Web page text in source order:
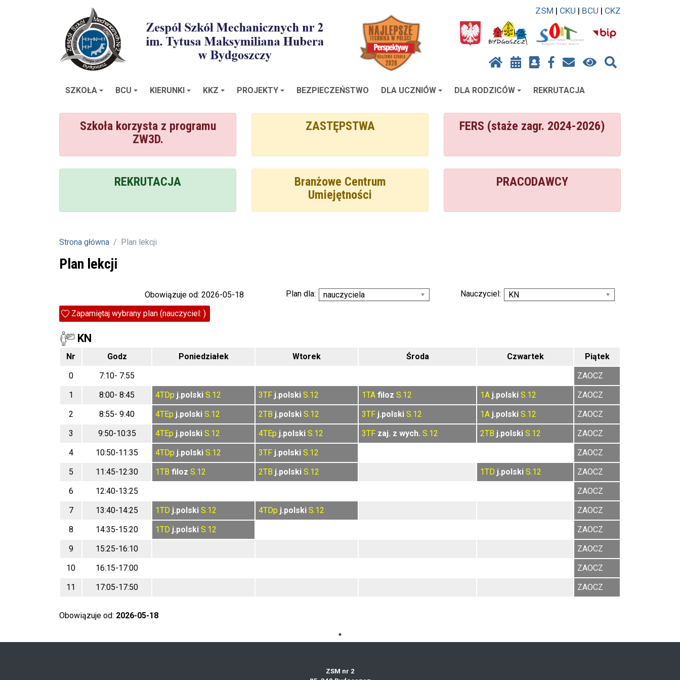
ZSM | CKU | BCU | CKZ
SZKOŁA BCU KIERUNKI KKZ PROJEKTY BEZPIECZEŃSTWO DLA UCZNIÓW DLA RODZICÓW REKRUTACJA
Szkoła korzysta z programu
ZW3D.
ZASTĘPSTWA FERS (staże zagr. 2024-2026)
REKRUTACJA
Branżowe Centrum
Umiejętności
PRACODAWCY
Strona główna Plan lekcji
Plan lekcji
Obowiązuje od: 2026-05-18 Plan dla: nauczyciela Nauczyciel:
KN
Zapamiętaj wybrany plan (nauczyciel: )
KN
Nr Godz Poniedziałek Wtorek Środa Czwartek
Piątek
0
7:10- 7:55
ZAOCZ
1
8:00- 8:45 4TDp j.polski S.12 3TF j.polski S.12 1TA filoz S.12 1A j.polski S.12
ZAOCZ
2
8:55- 9:40 4TEp j.polski S.12 2TB j.polski S.12 3TF j.polski S.12 1A j.polski S.12
ZAOCZ
3
9:50-10:35 4TEp j.polski S.12 4TEp j.polski S.12 3TF zaj. z wych. S.12 2TB j.polski S.12
ZAOCZ
4
10:50-11:35 4TDp j.polski S.12 3TF j.polski S.12
ZAOCZ
5
11:45-12:30 1TB filoz S.12 2TB j.polski S.12 1TD j.polski S.12
ZAOCZ
6
12:40-13:25
ZAOCZ
7
13:40-14:25 1TD j.polski S.12 4TDp j.polski S.12
ZAOCZ
8
14:35-15:20 1TD j.polski S.12
ZAOCZ
9
15:25-16:10
ZAOCZ
10
16:15-17:00
ZAOCZ
11
17:05-17:50 ZAOCZ
Obowiązuje od: 2026-05-18
ZSM nr 2